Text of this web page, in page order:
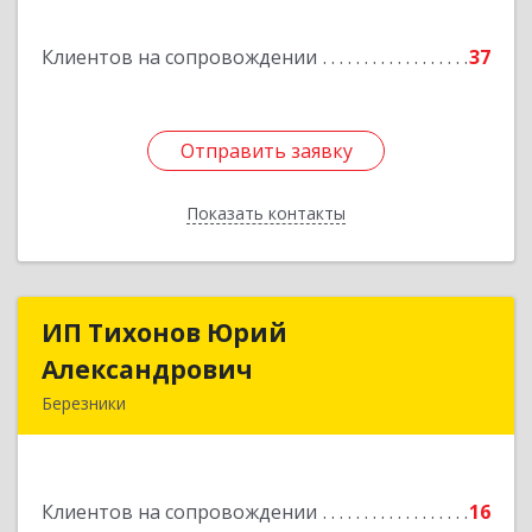
Клиентов на сопровождении 37
Отправить заявку
Показать контакты
Отправить заявку
Назад
ИП Тихонов Юрий
Александрович
Березники
Клиентов на сопровождении 16
ИП Тихонов Юрий
Подробнее